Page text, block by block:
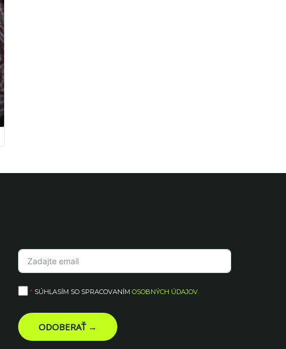
* SÚHLASÍM SO SPRACOVANÍM OSOBNÝCH ÚDAJOV.
ODOBERAŤ →